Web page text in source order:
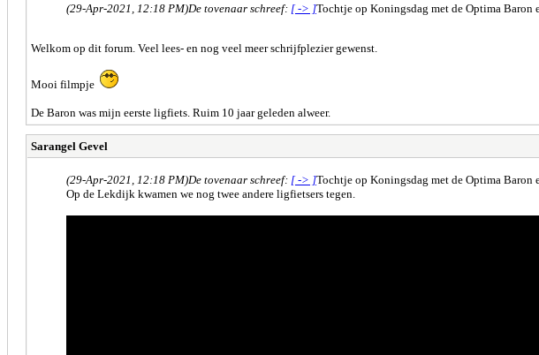
(29-Apr-2021, 12:18 PM)De tovenaar schreef: [ -> ]Tochtje op Koningsdag met de Optima
Welkom op dit forum. Veel lees- en nog veel meer schrijfplezier gewenst.
Mooi filmpje
De Baron was mijn eerste ligfiets. Ruim 10 jaar geleden alweer.
Sarangel Gevel
(29-Apr-2021, 12:18 PM)De tovenaar schreef: [ -> ]Tochtje op Koningsdag met de Optima
Op de Lekdijk kwamen we nog twee andere ligfietsers tegen.